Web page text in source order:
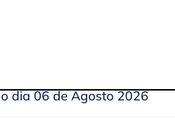
dia 06 de Agosto 2026